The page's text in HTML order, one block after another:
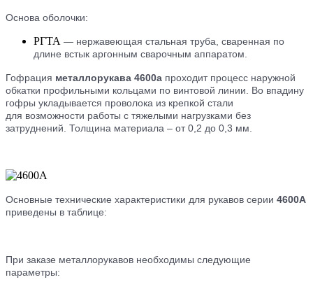
Основа оболочки:
РГТА — нержавеющая стальная труба, сваренная по
длине встык аргонным сварочным аппаратом.
Гофрация металлорукава 4600а проходит процесс наружной
обкатки профильными кольцами по винтовой линии. Во впадину
гофры укладывается проволока из крепкой стали
для возможности работы с тяжелыми нагрузками без
затруднений. Толщина материала – от 0,2 до 0,3 мм.
Основные технические характеристики для рукавов серии 4600A
приведены в таблице:
При заказе металлорукавов необходимы следующие
параметры: